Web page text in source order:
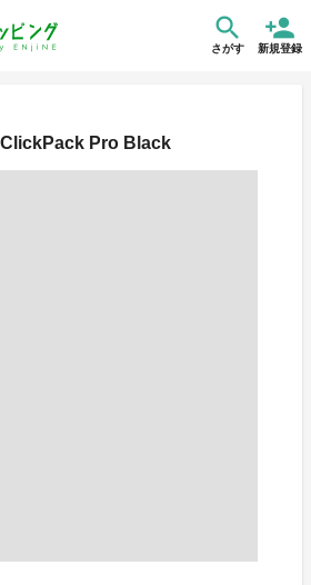
さがす 新規登録
Pro Black